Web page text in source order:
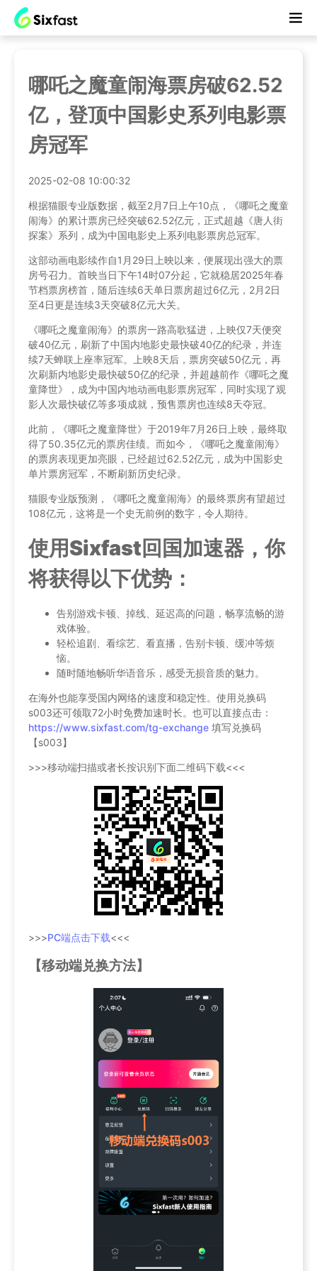
哪吒之魔童闹海票房破62.52
亿，登顶中国影史系列电影票
房冠军
2025-02-08 10:00:32
根据猫眼专业版数据，截至2月7日上午10点，《哪吒之魔童
闹海》的累计票房已经突破62.52亿元，正式超越《唐人街
探案》系列，成为中国电影史上系列电影票房总冠军。
这部动画电影续作自1月29日上映以来，便展现出强大的票
房号召力。首映当日下午14时07分起，它就稳居2025年春
节档票房榜首，随后连续6天单日票房超过6亿元，2月2日
至4日更是连续3天突破8亿元大关。
《哪吒之魔童闹海》的票房一路高歌猛进，上映仅7天便突
破40亿元，刷新了中国内地影史最快破40亿的纪录，并连
续7天蝉联上座率冠军。上映8天后，票房突破50亿元，再
次刷新内地影史最快破50亿的纪录，并超越前作《哪吒之魔
童降世》，成为中国内地动画电影票房冠军，同时实现了观
影人次最快破亿等多项成就，预售票房也连续8天夺冠。
此前，《哪吒之魔童降世》于2019年7月26日上映，最终取
得了50.35亿元的票房佳绩。而如今，《哪吒之魔童闹海》
的票房表现更加亮眼，已经超过62.52亿元，成为中国影史
单片票房冠军，不断刷新历史纪录。
猫眼专业版预测，《哪吒之魔童闹海》的最终票房有望超过
108亿元，这将是一个史无前例的数字，令人期待。
使用Sixfast回国加速器，你
将获得以下优势：
告别游戏卡顿、掉线、延迟高的问题，畅享流畅的游
戏体验。
轻松追剧、看综艺、看直播，告别卡顿、缓冲等烦
恼。
随时随地畅听华语音乐，感受无损音质的魅力。
在海外也能享受国内网络的速度和稳定性。使用兑换码
s003还可领取72小时免费加速时长。也可以直接点击：
https://www.sixfast.com/tg-exchange 填写兑换码
【s003】
>>>移动端扫描或者长按识别下面二维码下载<<<
>>>PC端点击下载<<<
【移动端兑换方法】